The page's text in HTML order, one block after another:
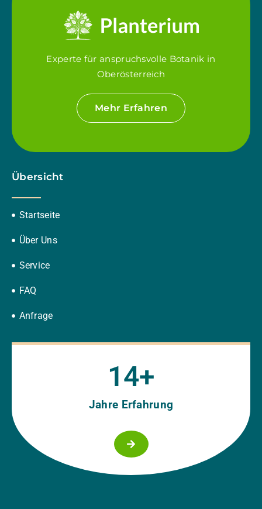
Experte für anspruchsvolle Botanik in
Oberösterreich
Mehr Erfahren
Übersicht
Startseite
Über Uns
Service
FAQ
Anfrage
Jahre Erfahrung
15+